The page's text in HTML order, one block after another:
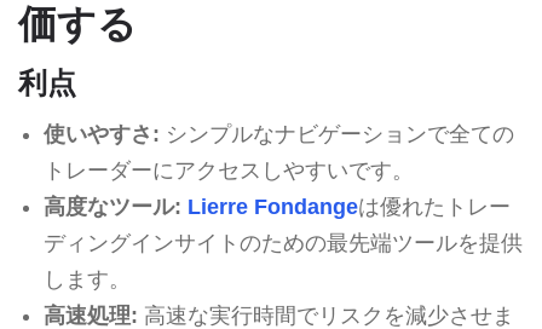
価する
利点
使いやすさ: シンプルなナビゲーションで全ての
トレーダーにアクセスしやすいです。
高度なツール: Lierre Fondangeは優れたトレー
ディングインサイトのための最先端ツールを提供
します。
高速処理: 高速な実行時間でリスクを減少させま